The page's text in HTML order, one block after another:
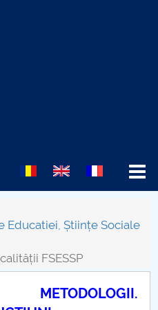
Proiectelor
Educatiei, Științe Sociale
FSESSP
METODOLOGII.